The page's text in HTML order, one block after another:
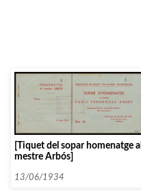
[Tiquet del sopar homenatge al
mestre Arbós]
13/06/1934